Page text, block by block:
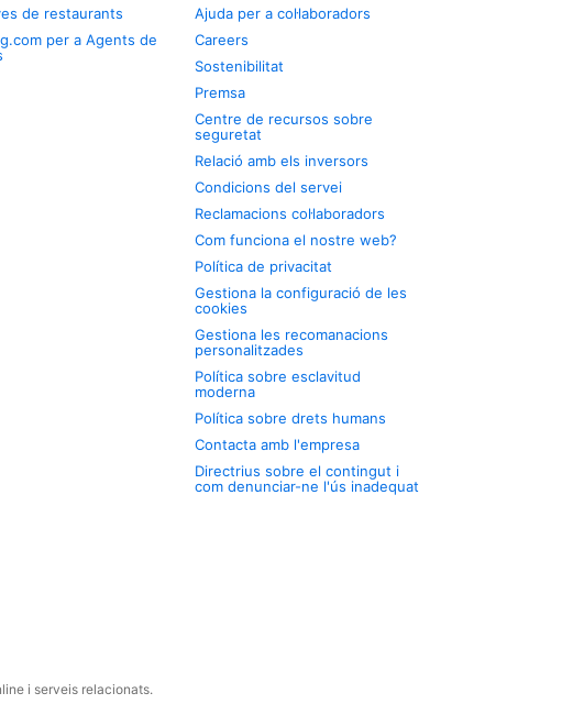
de restaurants
per a Agents de
Ajuda per a col·laboradors
Careers
Sostenibilitat
Premsa
Centre de recursos sobre
seguretat
Relació amb els inversors
Condicions del servei
Reclamacions col·laboradors
Com funciona el nostre web?
Política de privacitat
Gestiona la configuració de les
cookies
Gestiona les recomanacions
personalitzades
Política sobre esclavitud
moderna
Política sobre drets humans
Contacta amb l'empresa
Directrius sobre el contingut i
com denunciar-ne l'ús inadequat
i serveis relacionats.